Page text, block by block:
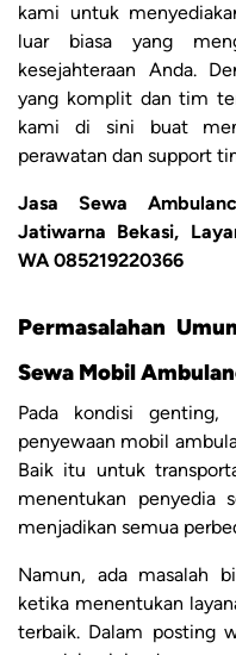
kami untuk
luar biasa yang
kesejahteraan Anda.
yang komplit dan tim
kami di sini buat
perawatan dan support
Jasa Sewa
Jatiwarna Bekasi,
WA 085219220366
Permasalahan
Sewa Mobil
Pada kondisi genting,
penyewaan mobil
Baik itu untuk
menentukan penyedia
menjadikan semua
Namun, ada masalah
ketika menentukan
terbaik. Dalam posting